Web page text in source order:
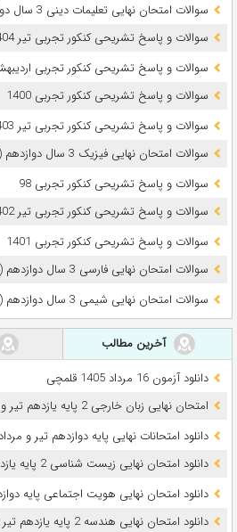
سوالات امتحان نهایی تعلیمات دینی 3 سال دوازدهم (1397 تا 1405)
سوالات و پاسخ تشریحی کنکور تجربی تیر 1404 (نوبت دوم)
سوالات و پاسخ تشریحی کنکور تجربی اردیبهشت 1404
سوالات و پاسخ تشریحی کنکور تجربی 1400
سوالات و پاسخ تشریحی کنکور تجربی تیر 1403 (نوبت دوم)
سوالات امتحان نهایی فیزیک 3 سال دوازدهم (1397 تا 1405)
سوالات و پاسخ تشریحی کنکور تجربی 98
سوالات و پاسخ تشریحی کنکور تجربی تیر 1402 (نوبت دوم)
سوالات و پاسخ تشریحی کنکور تجربی 1401
سوالات امتحان نهایی فارسی 3 سال دوازدهم (1397 تا 1405)
سوالات امتحان نهایی شیمی 3 سال دوازدهم (1397 تا 1405)
آخرین مطالب
دانلود آزمون 16 مرداد 1405 قلمچی
امتحان نهایی زبان خارجی 2 پایه یازدهم تیر و مرداد 1405 + فایل صوتی
دانلود امتحانات نهایی پایه دوازدهم تیر و مرداد
دانلود امتحان نهایی زیست شناسی 2 پایه یازدهم تیر 1405 + پاسخ
دانلود امتحان نهایی هویت اجتماعی پایه دوازدهم تیر
دانلود امتحان نهایی هندسه 2 پایه یازدهم تیر 1405 + پاسخ